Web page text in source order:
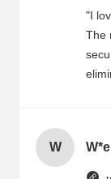
"I
The
W W*e